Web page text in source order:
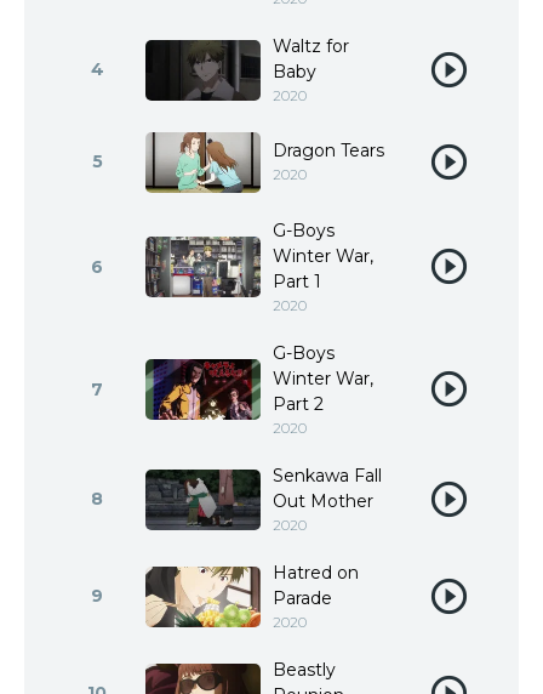
4
Waltz for
Baby
2020
5 Dragon Tears
2020
6
G-Boys
Winter War,
Part 1
2020
7
G-Boys
Winter War,
Part 2
2020
8
Senkawa Fall
Out Mother
2020
9
Hatred on
Parade
2020
Beastly